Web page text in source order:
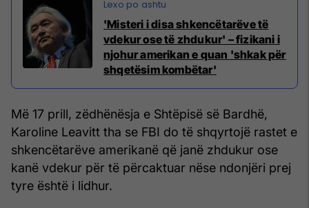
'Misteri i disa shkencëtarëve të
vdekur ose të zhdukur' – fizikani i
njohur amerikan e quan 'shkak për
shqetësim kombëtar'
Më 17 prill, zëdhënësja e Shtëpisë së Bardhë,
Karoline Leavitt tha se FBI do të shqyrtojë rastet e
shkencëtarëve amerikanë që janë zhdukur ose
kanë vdekur për të përcaktuar nëse ndonjëri prej
tyre është i lidhur.